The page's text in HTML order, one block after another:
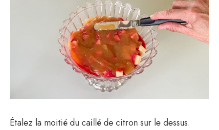
Étalez la moitié du caillé de citron sur le dessus.